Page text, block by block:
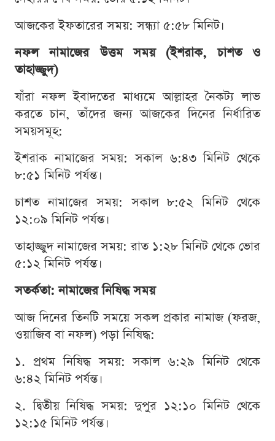
আজকের ইফতারের সময়: সন্ধ্যা ৫:৫৮ মিনিট।
নফল নামাজের উত্তম সময় (ইশরাক, চাশত ও
তাহাজ্জুদ)
যাঁরা নফল ইবাদতের মাধ্যমে আল্লাহর নৈকট্য লাভ
করতে চান, তাঁদের জন্য আজকের দিনের নির্ধারিত
সময়সমূহ:
ইশরাক নামাজের সময়: সকাল ৬:৪৩ মিনিট থেকে
৮:৫১ মিনিট পর্যন্ত।
চাশত নামাজের সময়: সকাল ৮:৫২ মিনিট থেকে
১২:০৯ মিনিট পর্যন্ত।
তাহাজ্জুদ নামাজের সময়: রাত ১:২৮ মিনিট থেকে ভোর
৫:১২ মিনিট পর্যন্ত।
সতর্কতা: নামাজের নিষিদ্ধ সময়
আজ দিনের তিনটি সময়ে সকল প্রকার নামাজ (ফরজ,
ওয়াজিব বা নফল) পড়া নিষিদ্ধ:
১. প্রথম নিষিদ্ধ সময়: সকাল ৬:২৯ মিনিট থেকে
৬:৪২ মিনিট পর্যন্ত।
২. দ্বিতীয় নিষিদ্ধ সময়: দুপুর ১২:১০ মিনিট থেকে
১২:১৫ মিনিট পর্যন্ত।